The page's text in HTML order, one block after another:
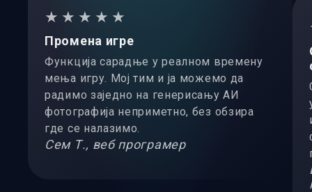
★★★★★
Промена игре
Функција сарадње у реалном времену
мења игру. Мој тим и ја можемо да
радимо заједно на генерисању АИ
фотографија неприметно, без обзира
где се налазимо.
Сем Т., веб програмер